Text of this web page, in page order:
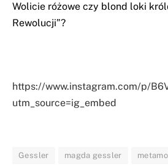
Wolicie różowe czy blond loki
Rewolucji”?
https://www.instagram.com/p/
utm_source=ig_embed
Gessler magda gessler